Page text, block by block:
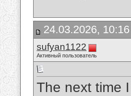
24.03.2026, 10:16
sufyan1122
Активный пользователь
The next time